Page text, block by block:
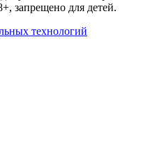
запрещено для детей.
технологий